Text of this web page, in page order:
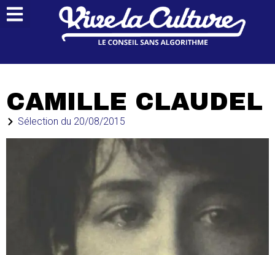
CAMILLE CLAUDEL
Sélection du 20/08/2015